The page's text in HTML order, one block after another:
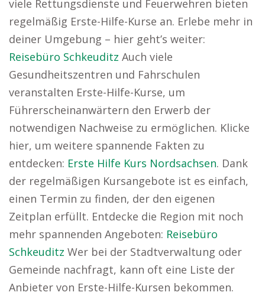
viele Rettungsdienste und Feuerwehren bieten
regelmäßig Erste-Hilfe-Kurse an. Erlebe mehr in
deiner Umgebung – hier geht’s weiter:
Reisebüro Schkeuditz Auch viele
Gesundheitszentren und Fahrschulen
veranstalten Erste-Hilfe-Kurse, um
Führerscheinanwärtern den Erwerb der
notwendigen Nachweise zu ermöglichen. Klicke
hier, um weitere spannende Fakten zu
entdecken: Erste Hilfe Kurs Nordsachsen. Dank
der regelmäßigen Kursangebote ist es einfach,
einen Termin zu finden, der den eigenen
Zeitplan erfüllt. Entdecke die Region mit noch
mehr spannenden Angeboten: Reisebüro
Schkeuditz Wer bei der Stadtverwaltung oder
Gemeinde nachfragt, kann oft eine Liste der
Anbieter von Erste-Hilfe-Kursen bekommen.